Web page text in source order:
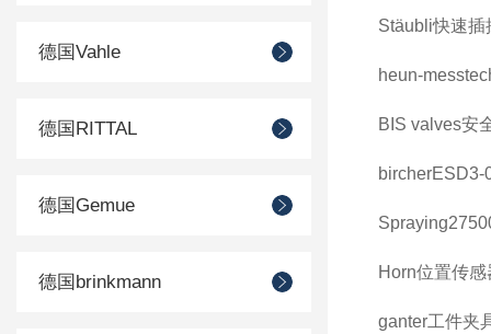
德国Vahle
德国RITTAL
德国Gemue
德国brinkmann
Stäubli快速
heun-
BIS valves安
bircherESD3-
Horn位置传
ganter工件夹